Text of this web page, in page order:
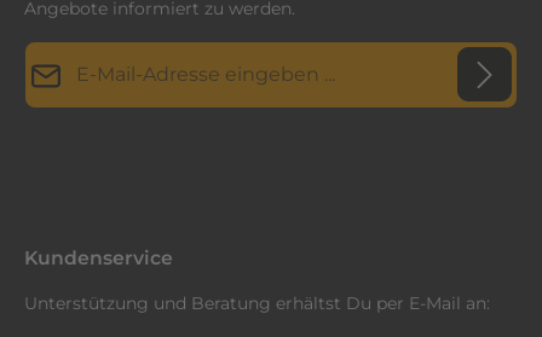
Angebote informiert zu werden.
E-Mail-Adresse*
Kundenservice
Unterstützung und Beratung erhältst Du per E-Mail an: